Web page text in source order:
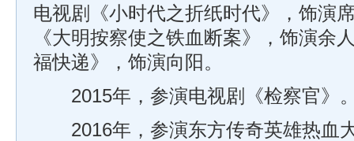
电视剧《小时代之折纸时代》，饰演
《大明按察使之铁血断案》，饰演余
福快递》，饰演向阳。
2015年，参演电视剧《检察官》
2016年，参演东方传奇英雄热血